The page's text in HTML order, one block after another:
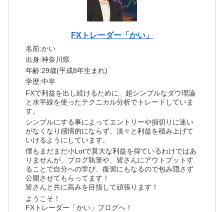
FXトレーダー「かい」
名前:かい
出身:神奈川県
年齢:29歳(平成8年生まれ)
学歴:中卒
FXで利益を出し続けるために、超シンプルなダウ理論
と水平線を使ったテクニカル分析でトレードしていま
す。
シンプルにする事によってエントリーや損切りに迷い
がなくなり感情的にならず、淡々と利益を積み上げて
いけるようにしています。
僕もまだまだ小Lotで莫大な利益を得ているわけではあ
りませんが、ブログ執筆や、皆さんにアウトプットす
ることで自分への学び、復習にもなるので包み隠さず
公開させてもらってます！
皆さんと共に高みを目指して頑張ります！
ようこそ！
FXトレーダー「かい」ブログへ！